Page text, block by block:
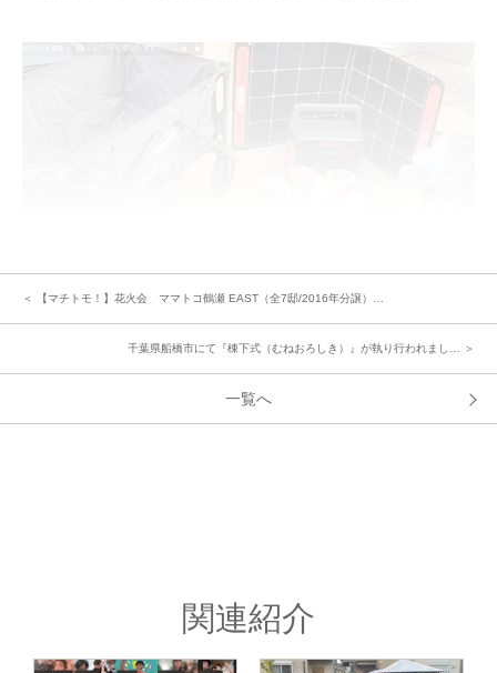
く、その名も『防災借り物競走』は、ポイント制で競います。
＜ 【マチトモ！】花火会 ママトコ鶴瀬 EAST（全7邸/2016年分譲）…
千葉県船橋市にて『棟下式（むねおろしき）』が執り行われまし… ＞
一覧へ
関連紹介